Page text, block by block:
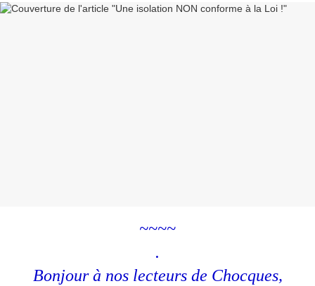
~~~~
.
Bonjour à nos lecteurs de Chocques,